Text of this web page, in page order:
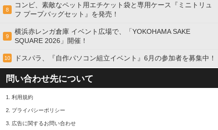
8
コンビ、素敵なペット用エチケット袋と専用ケース『ミニトリュ
フ プープバッグセット』を発売！
9
横浜赤レンガ倉庫 イベント広場で、「YOKOHAMA SAKE
SQUARE 2026」開催！
10 ドスパラ、『自作パソコン組立イベント』6月の参加者を募集中！
問い合わせ先について
1. 利用規約
2. プライバシーポリシー
3. 広告に関するお問い合わせ